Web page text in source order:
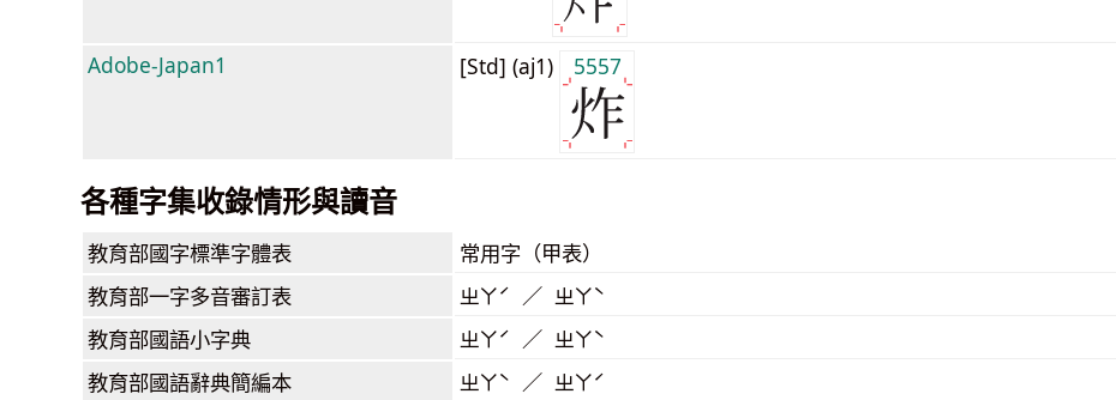
Adobe-Japan1 [Std] (aj1) 5557
各種字集收錄情形與讀音
教育部國字標準字體表 常用字（甲表）
教育部一字多音審訂表 ㄓㄚˊ ／ ㄓㄚˋ
教育部國語小字典 ㄓㄚˊ ／ ㄓㄚˋ
教育部國語辭典簡編本 ㄓㄚˋ ／ ㄓㄚˊ